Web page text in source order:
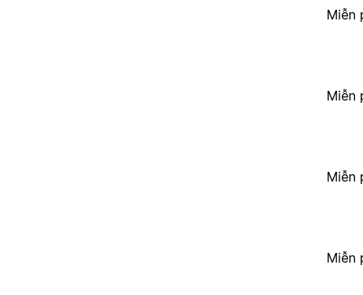
Miễn
Miễn
Miễn
Miễn